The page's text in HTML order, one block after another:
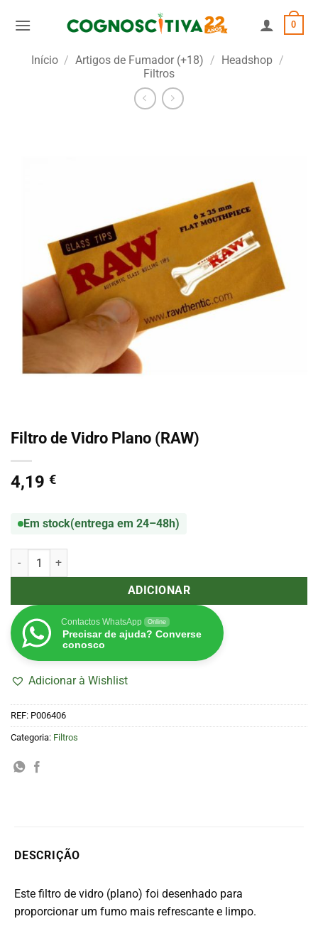
0
Início / Artigos de Fumador (+18) / Headshop /
Filtros
Filtro de Vidro Plano (RAW)
4,19 €
Em stock(entrega em 24–48h)
Quantidade de Filtro de Vidro Plano (RAW)
ADICIONAR
Contactos WhatsApp Online
Precisar de ajuda? Converse
conosco
Adicionar à Wishlist
REF: P006406
Categoria: Filtros
DESCRIÇÃO
Este filtro de vidro (plano) foi desenhado para
proporcionar um fumo mais refrescante e limpo.